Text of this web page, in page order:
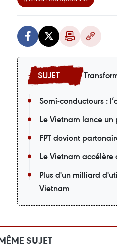
Semi-conducteurs :
Le Vietnam lance
FPT devient
Le Vietnam accélère
Plus d'un milliard
Vietnam
SUJET